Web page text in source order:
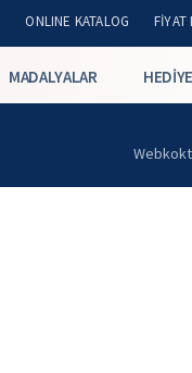
ONLINE KATALOG FIYAT
MADALYALAR